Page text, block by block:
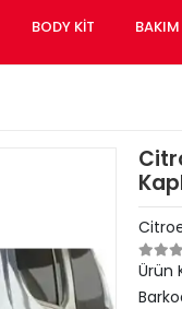
BODY KİT BAKIM
Ürün